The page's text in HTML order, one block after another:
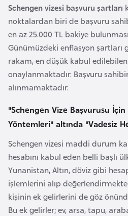
Schengen vizesi başvuru şartları
noktalardan biri de başvuru
en az 25.000 TL bakiye
Günümüzdeki enflasyon şartları
rakam, en düşük kabul
onaylanmaktadır. Başvuru
alınmamaktadır.
"Schengen Vize Başvurusu
Yöntemleri" altında "Vadesiz
Schengen vizesi maddi durum
hesabını kabul eden belli başlı
Yunanistan, Altın, döviz gibi
işlemlerini alıp
kişinin ek gelirlerini de göz
Bu ek gelirler; ev, arsa, tapu,
z
e
r
b
a
y
c
n
B
a
h
r
e
y